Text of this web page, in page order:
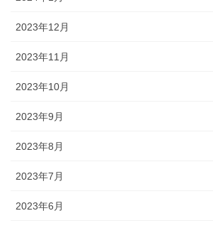
2023年12月
2023年11月
2023年10月
2023年9月
2023年8月
2023年7月
2023年6月